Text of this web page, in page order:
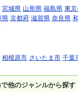
宮城県 山形県 福島県 東
県 京都府 滋賀県 奈良県
相模原市 さいたま市 千葉
他のジャンルから探す